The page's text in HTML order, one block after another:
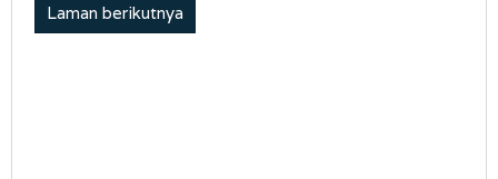
Laman berikutnya